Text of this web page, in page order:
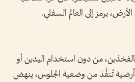
يرمز إلى العالم السفلي.
بالفخذين، من دون استخدام اليدين أو
أرضية تُنفَّذ من وضعية الجلوس، ينهض